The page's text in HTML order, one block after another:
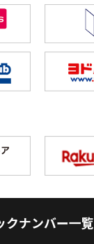
クナンバー一覧